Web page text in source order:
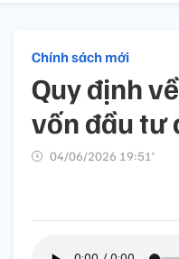
Chính sách mới
Quy định
vốn đầu tư
04/06/2026 19:51’